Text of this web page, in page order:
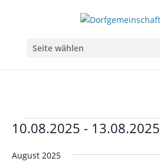
Seite wählen
Veranstaltungen
10.08.2025 - 13.08.2025
wählen.
August 2025